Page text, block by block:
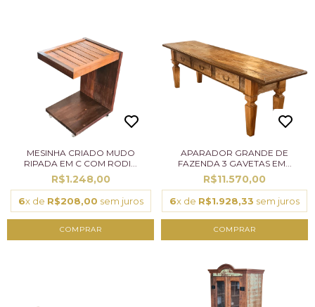
MESINHA CRIADO MUDO
RIPADA EM C COM RODI...
R$1.248,00
6x de R$208,00 sem juros
APARADOR GRANDE DE
FAZENDA 3 GAVETAS EM...
R$11.570,00
6x de R$1.928,33 sem juros